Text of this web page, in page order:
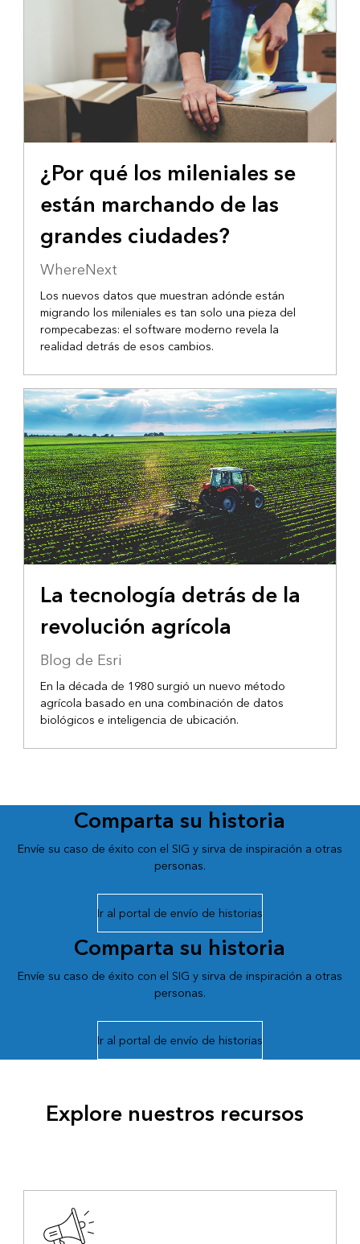
¿Por qué los mileniales se
están marchando de las
grandes ciudades?
WhereNext
Los nuevos datos que muestran adónde están
migrando los mileniales es tan solo una pieza del
rompecabezas: el software moderno revela la
realidad detrás de esos cambios.
La tecnología detrás de la
revolución agrícola
Blog de Esri
En la década de 1980 surgió un nuevo método
agrícola basado en una combinación de datos
biológicos e inteligencia de ubicación.
Comparta su historia
Envíe su caso de éxito con el SIG y sirva de inspiración a otras
personas.
Ir al portal de envío de historias
Comparta su historia
Envíe su caso de éxito con el SIG y sirva de inspiración a otras
personas.
Ir al portal de envío de historias
Explore nuestros recursos